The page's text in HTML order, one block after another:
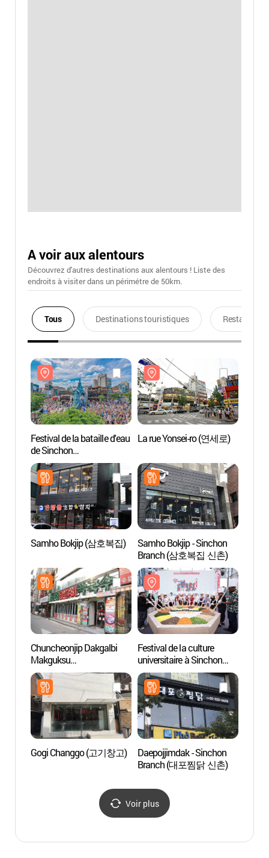
A voir aux alentours
Découvrez d'autres destinations aux alentours ! Liste des
endroits à visiter dans un périmétre de 50km.
Tous Destinations touristiques Restaurants
Festival de la bataille d'eau
de Sinchon
(신촌물총축제)
La rue Yonsei-ro (연세로)
Samho Bokjip (삼호복집)
Samho Bokjip - Sinchon
Branch (삼호복집 신촌)
Chuncheonjip Dakgalbi
Makguksu
(춘천집닭갈비막국수)
Festival de la culture
universitaire à Sinchon
(신촌글로벌대학문화축
제)
Gogi Changgo (고기창고)
Daepojjimdak - Sinchon
Branch (대포찜닭 신촌)
Voir plus